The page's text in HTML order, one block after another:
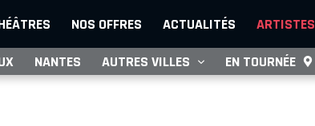
NOS OFFRES ACTUALITÉS ARTISTES
NANTES AUTRES VILLES EN TOURNÉE